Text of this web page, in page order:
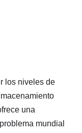
los niveles de
una
mundial